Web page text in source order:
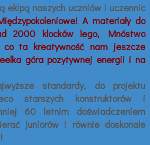
ekipą naszych uczniów i uczennic
A materiały do
2000 klocków lego, Mnóstwo
ta kreatywność nam jeszcze
góra pozytywnej energii i na
standardy, do projektu
starszych konstruktorów i
60 letnim doświadczeniem
juniorów i równie doskonale